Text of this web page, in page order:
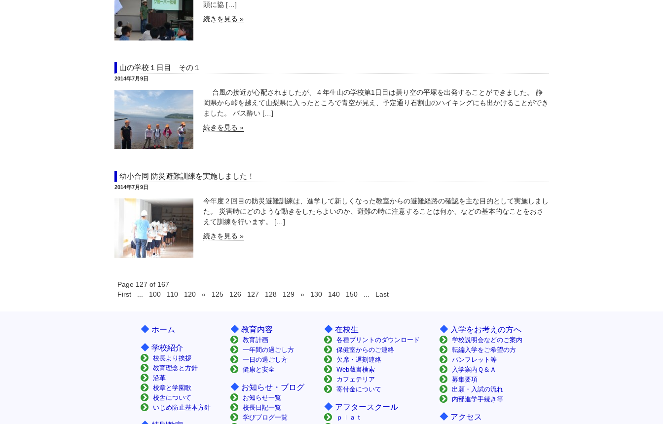
頭に協 […]
続きを見る »
山の学校１日目 その１
2014年7月9日
台風の接近が心配されましたが、４年生山の学校第1日目は曇り空の平塚を出発することができました。 静
岡県から峠を越えて山梨県に入ったところで青空が見え、予定通り石割山のハイキングにも出かけることができ
ました。 バス酔い […]
続きを見る »
幼小合同 防災避難訓練を実施しました！
2014年7月9日
今年度２回目の防災避難訓練は、進学して新しくなった教室からの避難経路の確認を主な目的として実施しまし
た。 災害時にどのような動きをしたらよいのか、避難の時に注意することは何か、などの基本的なことをおさ
えて訓練を行います。 […]
続きを見る »
Page 127 of 167
First
100 110 120 « 125 126 127 128 129 » 130 140 150 Last
◆ ホーム
◆ 学校紹介
校長より挨拶
教育理念と方針
沿革
校章と学園歌
校舎について
いじめ防止基本方針
◆ 教育内容
教育計画
一年間の過ごし方
一日の過ごし方
健康と安全
◆ お知らせ・ブログ
お知らせ一覧
校長日記一覧
学びブログ一覧
◆ 在校生
各種プリントのダウンロード
保健室からのご連絡
欠席・遅刻連絡
Web蔵書検索
カフェテリア
寄付金について
◆ アフタースクール
ｐｌａｔ
◆ 入学をお考えの方へ
学校説明会などのご案内
転編入学をご希望の方
パンフレット等
入学案内Ｑ＆Ａ
募集要項
出願・入試の流れ
内部進学手続き等
◆ アクセス